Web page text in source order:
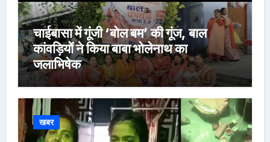
चाईबासा में गूंजी ‘बोल बम’ की गूंज, बाल
कांवड़ियों ने किया बाबा भोलेनाथ का
जलाभिषेक
खबर